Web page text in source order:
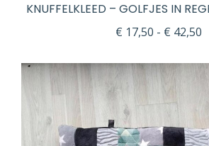
KNUFFELKLEED – GOLFJES IN
€ 17,50 - € 42,50